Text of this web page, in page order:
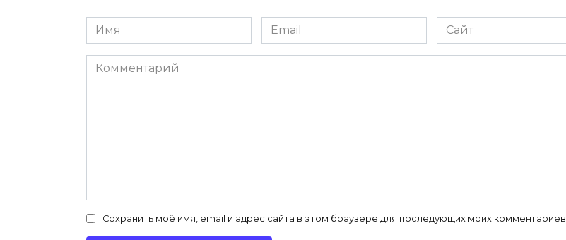
Имя
*
Email
*
Сайт
Комментарий
Сохранить моё имя, email и адрес сайта в этом браузере для последующих моих комментариев.